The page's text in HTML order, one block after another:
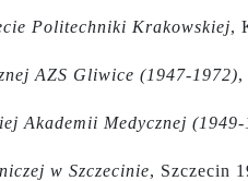
Politechniki Krakowskiej,
AZS Gliwice (1947-1972),
Akademii Medycznej (1949-
w Szczecinie, Szczecin